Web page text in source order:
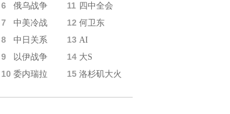
6 俄乌战争 11 四中全会
7 中美冷战 12 何卫东
8 中日关系 13 AI
9 以伊战争 14 大S
10 委内瑞拉 15 洛杉矶大火